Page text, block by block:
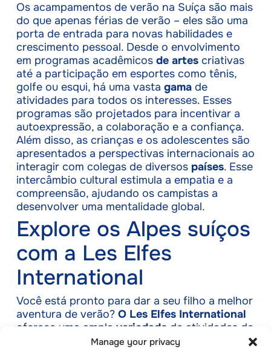
Manage your privacy
Os acampamentos de verão na Suíça são mais
do que apenas férias de verão – eles são uma
porta de entrada para novas habilidades e
crescimento pessoal. Desde o envolvimento
em programas acadêmicos de artescriativas
até a participação em esportes como tênis,
golfe ou esqui, há uma vasta gamade
atividades para todos os interesses. Esses
programas são projetados para incentivar a
autoexpressão, a colaboração e a confiança.
Além disso, as crianças e os adolescentes são
apresentados a perspectivas internacionais ao
interagir com colegas de diversos países. Esse
intercâmbio cultural estimula a empatia e a
compreensão, ajudando os campistas a
desenvolver uma mentalidade global.
Explore os Alpes suíços
com a Les Elfes
International
Você está pronto para dar a seu filho a melhor
aventura de verão? O Les Elfes International
oferece uma ampla variedade de atividades de
agosto, incluindo esportes
excursões